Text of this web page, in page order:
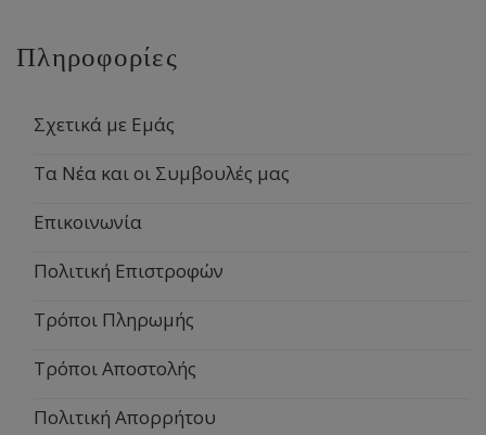
Πληροφορίες
Σχετικά με Εμάς
Τα Νέα και οι Συμβουλές μας
Επικοινωνία
Πολιτική Επιστροφών
Τρόποι Πληρωμής
Τρόποι Αποστολής
Πολιτική Απορρήτου